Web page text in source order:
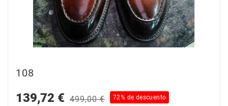
108
139,72 € 499,00 € 72% de descuento